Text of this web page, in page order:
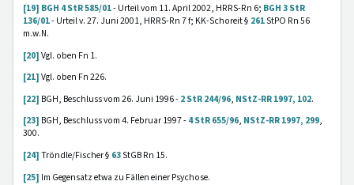
[19] BGH 4 StR 585/01- Urteil vom 11. April 2002, HRRS-Rn 6; BGH 3 StR
136/01- Urteil v. 27. Juni 2001, HRRS-Rn 7 f; KK-Schoreit § 261StPO Rn 56
m.w.N.
[20]Vgl. oben Fn 1.
[21]Vgl. oben Fn 226.
[22] BGH, Beschluss vom 26. Juni 1996 -2 StR 244/96, NStZ-RR 1997, 102.
[23] BGH, Beschluss vom 4. Februar 1997 -4 StR 655/96, NStZ-RR 1997, 299,
300.
[24]Tröndle/Fischer § 63StGB Rn 15.
[25] Im Gegensatz etwa zu Fällen einer Psychose.